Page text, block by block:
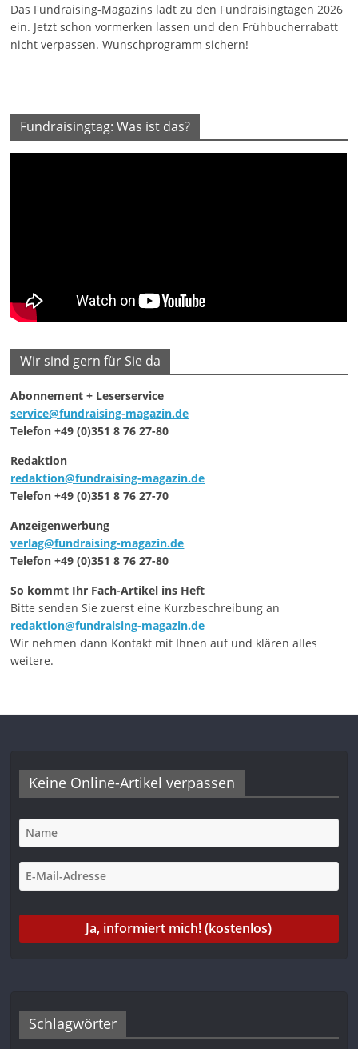
Das Fundraising-Magazins lädt zu den Fundraisingtagen 2026
ein. Jetzt schon vormerken lassen und den Frühbucherrabatt
nicht verpassen. Wunschprogramm sichern!
Fundraisingtag: Was ist das?
Wir sind gern für Sie da
Abonnement + Leserservice
service@fundraising-magazin.de
Telefon +49 (0)351 8 76 27-80
Redaktion
redaktion@fundraising-magazin.de
Telefon +49 (0)351 8 76 27-70
Anzeigenwerbung
verlag@fundraising-magazin.de
Telefon +49 (0)351 8 76 27-80
So kommt Ihr Fach-Artikel ins Heft
Bitte senden Sie zuerst eine Kurzbeschreibung an
redaktion@fundraising-magazin.de
Wir nehmen dann Kontakt mit Ihnen auf und klären alles
weitere.
Keine Online-Artikel verpassen
Schlagwörter